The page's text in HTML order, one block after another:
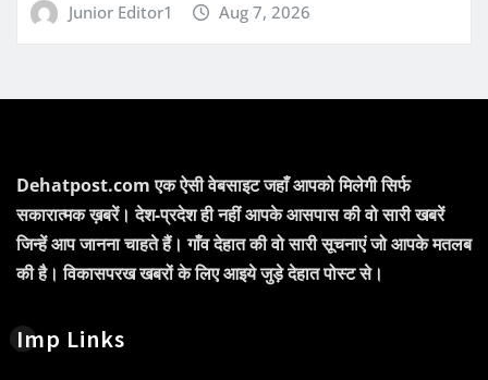
Junior Editor1 Aug 7, 2026
Dehatpost.com एक ऐसी वेबसाइट जहाँ आपको मिलेगी सिर्फ
सकारात्मक ख़बरें। देश-प्रदेश ही नहीं आपके आसपास की वो सारी खबरें
जिन्हें आप जानना चाहते हैं। गाँव देहात की वो सारी सूचनाएं जो आपके मतलब
की है। विकासपरख खबरों के लिए आइये जुड़े देहात पोस्ट से।
Imp Links